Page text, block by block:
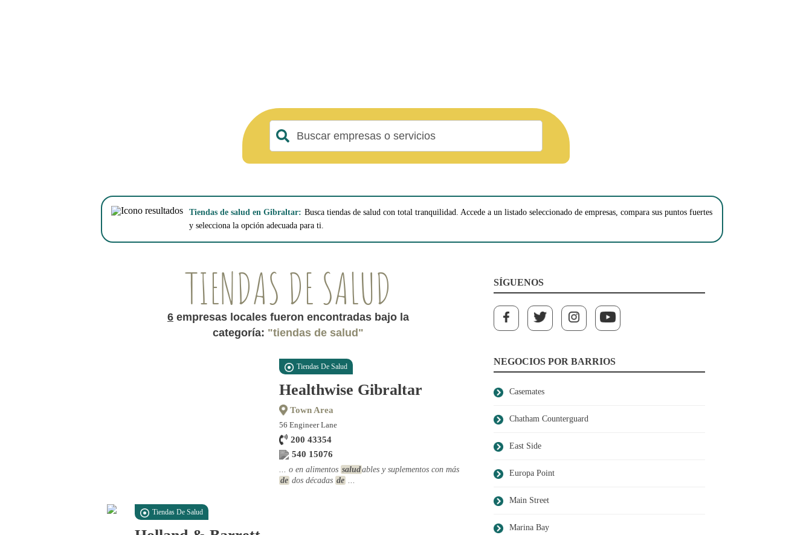
Tiendas de salud en Gibraltar: Busca tiendas de salud con total tranquilidad. Accede a un listado seleccionado de empresas, compara sus puntos fuertes
y selecciona la opción adecuada para ti.
SÍGUENOS
NEGOCIOS POR BARRIOS
Casemates
Chatham Counterguard
East Side
Europa Point
Main Street
Marina Bay
TIENDAS DE SALUD
6 empresas locales fueron encontradas bajo la
categoría: "tiendas de salud"
Tiendas De Salud
Healthwise Gibraltar
Town Area
56 Engineer Lane
200 43354
540 15076
... o en alimentos saludables y suplementos con más
de dos décadas de ...
Tiendas De Salud